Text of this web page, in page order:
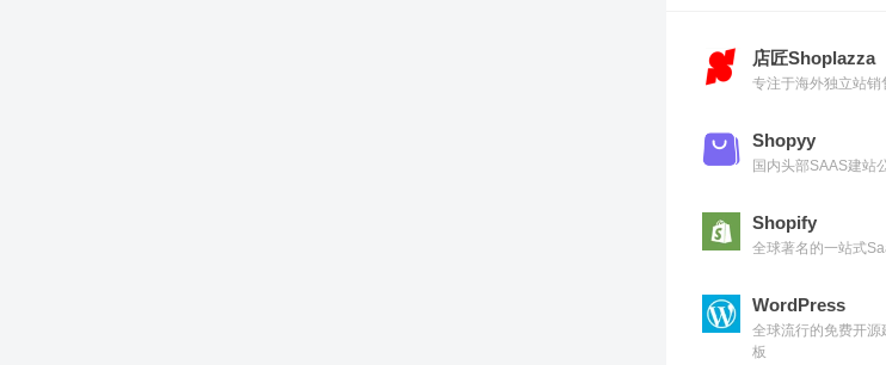
店匠Shoplazza
专注于海外独立站
Shopyy
国内头部SAAS建站
Shopify
全球著名的一站式
WordPress
全球流行的免费开
板